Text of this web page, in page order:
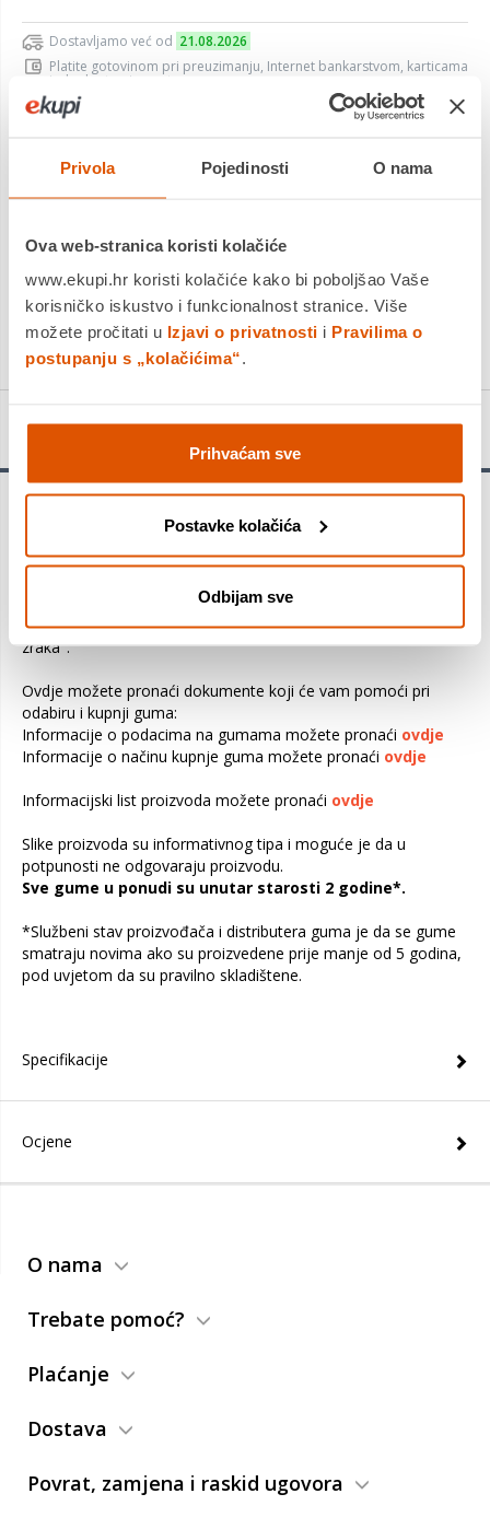
Privola Pojedinosti O nama
Ova web-stranica koristi kolačiće
www.ekupi.hr koristi kolačiće kako bi poboljšao Vaše
korisničko iskustvo i funkcionalnost stranice. Više
možete pročitati u Izjavi o privatnosti i Pravilima o
postupanju s „kolačićima“.
Prihvaćam sve
Postavke kolačića
Odbijam sve
Dostavljamo već od 21.08.2026
Platite gotovinom pri preuzimanju, Internet bankarstvom, karticama
jednokratno i na rate
Povrat robe moguć unutar 14 dana
KUPITE ODMAH
Detalji proizvoda
Provjerite ograničenja opterećenja u priručniku za vlasnika
vozila. Preopterećivanjem vozila opterećuju se gume i ostali
povećane potrošnje goriva i kvara gume. Također može
prouzročiti ozbiljno pucanje, odvajanje dijelova ili "ispuštanje
zraka".
Ovdje možete pronaći dokumente koji će vam pomoći pri
odabiru i kupnji guma:
Informacije o podacima na gumama možete pronaći ovdje
Informacije o načinu kupnje guma možete pronaći ovdje
Informacijski list proizvoda možete pronaći ovdje
Slike proizvoda su informativnog tipa i moguće je da u
potpunosti ne odgovaraju proizvodu.
Sve gume u ponudi su unutar starosti 2 godine*.
*Službeni stav proizvođača i distributera guma je da se gume
smatraju novima ako su proizvedene prije manje od 5 godina,
pod uvjetom da su pravilno skladištene.
Specifikacije
Ocjene
O nama
Trebate pomoć?
Plaćanje
Dostava
Povrat, zamjena i raskid ugovora